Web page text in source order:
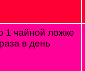
1 чайной ложке
в день